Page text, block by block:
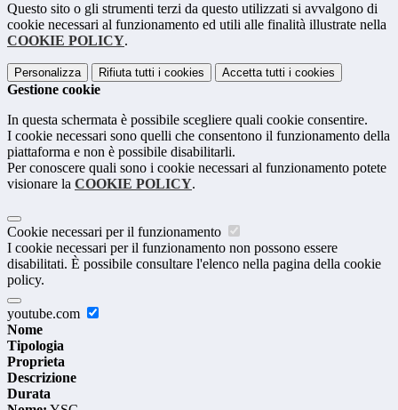
Questo sito o gli strumenti terzi da questo utilizzati si avvalgono di
cookie necessari al funzionamento ed utili alle finalità illustrate nella
COOKIE POLICY.
Personalizza Rifiuta tutti i cookies Accetta tutti i cookies
Gestione cookie
In questa schermata è possibile scegliere quali cookie consentire.
I cookie necessari sono quelli che consentono il funzionamento della
piattaforma e non è possibile disabilitarli.
Per conoscere quali sono i cookie necessari al funzionamento potete
visionare la COOKIE POLICY.
Cookie necessari per il funzionamento
I cookie necessari per il funzionamento non possono essere
disabilitati. È possibile consultare l'elenco nella pagina della cookie
policy.
youtube.com
Nome
Tipologia
Proprieta
Descrizione
Durata